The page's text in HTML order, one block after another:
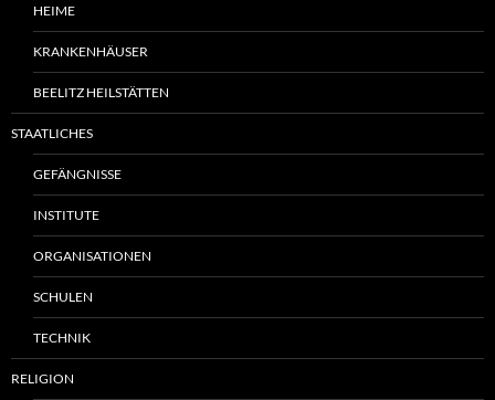
HEIME
KRANKENHÄUSER
BEELITZ HEILSTÄTTEN
STAATLICHES
GEFÄNGNISSE
INSTITUTE
ORGANISATIONEN
SCHULEN
TECHNIK
RELIGION